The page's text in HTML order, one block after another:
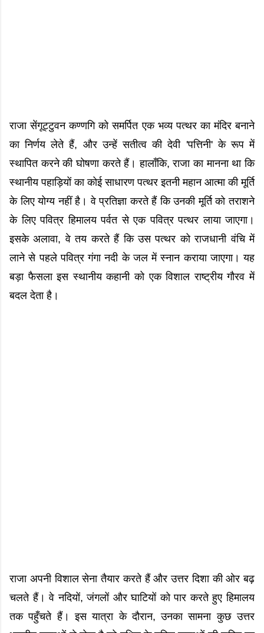
राजा सेंगूट्टुवन कण्णगि को समर्पित एक भव्य पत्थर का मंदिर बनाने
का निर्णय लेते हैं, और उन्हें सतीत्व की देवी 'पत्तिनी' के रूप में
स्थापित करने की घोषणा करते हैं। हालाँकि, राजा का मानना था कि
स्थानीय पहाड़ियों का कोई साधारण पत्थर इतनी महान आत्मा की मूर्ति
के लिए योग्य नहीं है। वे प्रतिज्ञा करते हैं कि उनकी मूर्ति को तराशने
के लिए पवित्र हिमालय पर्वत से एक पवित्र पत्थर लाया जाएगा।
इसके अलावा, वे तय करते हैं कि उस पत्थर को राजधानी वंचि में
लाने से पहले पवित्र गंगा नदी के जल में स्नान कराया जाएगा। यह
बड़ा फैसला इस स्थानीय कहानी को एक विशाल राष्ट्रीय गौरव में
बदल देता है।
राजा अपनी विशाल सेना तैयार करते हैं और उत्तर दिशा की ओर बढ़
चलते हैं। वे नदियों, जंगलों और घाटियों को पार करते हुए हिमालय
तक पहुँचते हैं। इस यात्रा के दौरान, उनका सामना कुछ उत्तर